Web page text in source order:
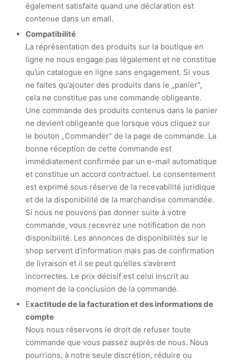
également satisfaite quand une déclaration est
contenue dans un email.
Compatibilité
La représentation des produits sur la boutique en
ligne ne nous engage pas légalement et ne constitue
qu’un catalogue en ligne sans engagement. Si vous
ne faites qu’ajouter des produits dans le „panier“,
cela ne constitue pas une commande obligeante.
Une commande des produits contenus dans le panier
ne devient obligeante que lorsque vous cliquez sur
le bouton „Commander“ de la page de commande. La
bonne réception de cette commande est
immédiatement confirmée par un e-mail automatique
et constitue un accord contractuel. Le consentement
est exprimé sous réserve de la recevabilité juridique
et de la disponibilité de la marchandise commandée.
Si nous ne pouvons pas donner suite à votre
commande, vous recevrez une notification de non
disponibilité. Les annonces de disponibilités sur le
shop servent d’information mais pas de confirmation
de livraison et il se peut qu’elles s’avèrent
incorrectes. Le prix décisif est celui inscrit au
moment de la conclusion de la commande.
Exactitude de la facturation et des informations de
compte
Nous nous réservons le droit de refuser toute
commande que vous passez auprès de nous. Nous
pourrions, à notre seule discrétion, réduire ou